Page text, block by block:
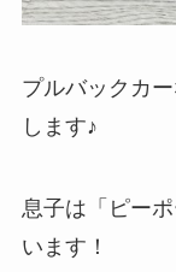
プルバックカ
します♪
息子は「ピー
います！